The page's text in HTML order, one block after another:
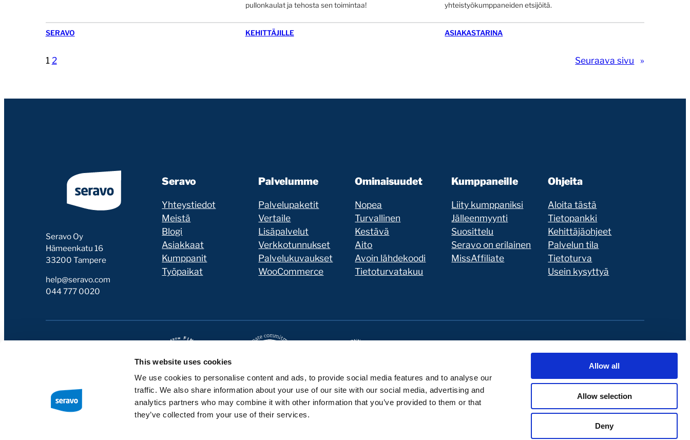
This website uses cookies
We use cookies to personalise content and ads, to provide social media features and to analyse our
traffic. We also share information about your use of our site with our social media, advertising and
analytics partners who may combine it with other information that you’ve provided to them or that
they’ve collected from your use of their services.
Allow all
Allow selection
Deny
SERAVO
pullonkaulat ja tehosta sen toimintaa!
KEHITTÄJILLE
yhteistyökumppaneiden etsijöitä.
ASIAKASTARINA
1 2 Seuraava sivu »
Seravo Oy
Hämeenkatu 16
33200 Tampere
help@seravo.com
044 777 0020
Seravo
Yhteystiedot
Meistä
Blogi
Asiakkaat
Kumppanit
Työpaikat
Palvelumme
Palvelupaketit
Vertaile
Lisäpalvelut
Verkkotunnukset
Palvelukuvaukset
WooCommerce
Ominaisuudet
Nopea
Turvallinen
Kestävä
Aito
Avoin lähdekoodi
Tietoturvatakuu
Kumppaneille
Liity kumppaniksi
Jälleenmyynti
Suosittelu
Seravo on erilainen
MissAffiliate
Ohjeita
Aloita tästä
Tietopankki
Kehittäjäohjeet
Palvelun tila
Tietoturva
Usein kysyttyä
Seravo GitHubissa